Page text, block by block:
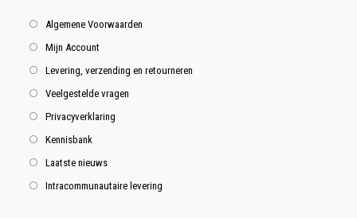
Algemene Voorwaarden
Mijn Account
Levering, verzending en retourneren
Veelgestelde vragen
Privacyverklaring
Kennisbank
Laatste nieuws
Intracommunautaire levering